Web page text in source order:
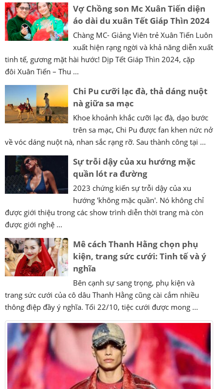
Vợ Chồng son Mc Xuân Tiến diện
áo dài du xuân Tết Giáp Thìn 2024
Chàng MC- Giảng Viên trẻ Xuân Tiến Luôn
xuất hiện rạng ngời và khả năng diễn xuất
tinh tế, gương mặt hài hước! Dịp Tết Giáp Thìn 2024, cặp
đôi Xuân Tiến – Thu ...
Chi Pu cưỡi lạc đà, thả dáng nuột
nà giữa sa mạc
Khoe khoảnh khắc cưỡi lạc đà, dạo bước
trên sa mạc, Chi Pu được fan khen nức nở
về vóc dáng nuột nà, nhan sắc rạng rỡ. Sau thành công tại ...
Sự trỗi dậy của xu hướng mặc
quần lót ra đường
2023 chứng kiến sự trỗi dậy của xu
hướng 'không mặc quần'. Nó không chỉ
được giới thiệu trong các show trình diễn thời trang mà còn
được giới nghệ ...
Mê cách Thanh Hằng chọn phụ
kiện, trang sức cưới: Tinh tế và ý
nghĩa
Bên cạnh sự sang trọng, phụ kiện và
trang sức cưới của cô dâu Thanh Hằng cũng cài cắm nhiều
thông điệp đầy ý nghĩa. Tối 22/10, tiệc cưới được mong ...